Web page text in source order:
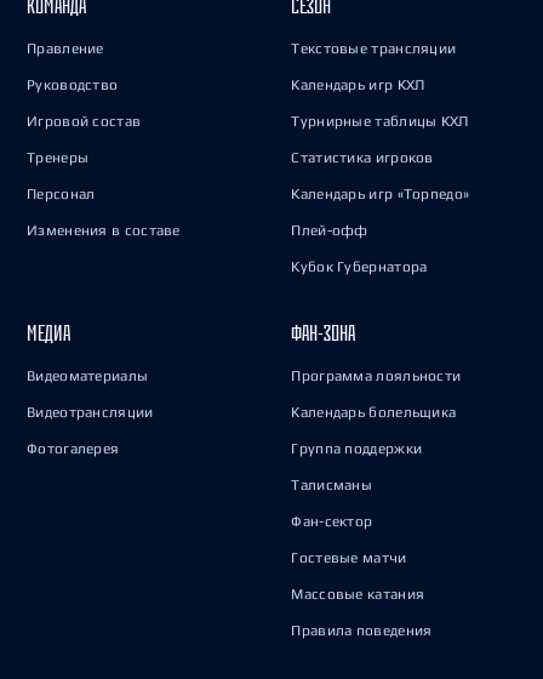
КОМАНДА
Правление
Руководство
Игровой состав
Тренеры
Персонал
Изменения в составе
СЕЗОН
Текстовые трансляции
Календарь игр КХЛ
Турнирные таблицы КХЛ
Статистика игроков
Календарь игр «Торпедо»
Плей-офф
Кубок Губернатора
МЕДИА
Видеоматериалы
Видеотрансляции
Фотогалерея
ФАН-ЗОНА
Программа лояльности
Календарь болельщика
Группа поддержки
Талисманы
Фан-сектор
Гостевые матчи
Массовые катания
Правила поведения